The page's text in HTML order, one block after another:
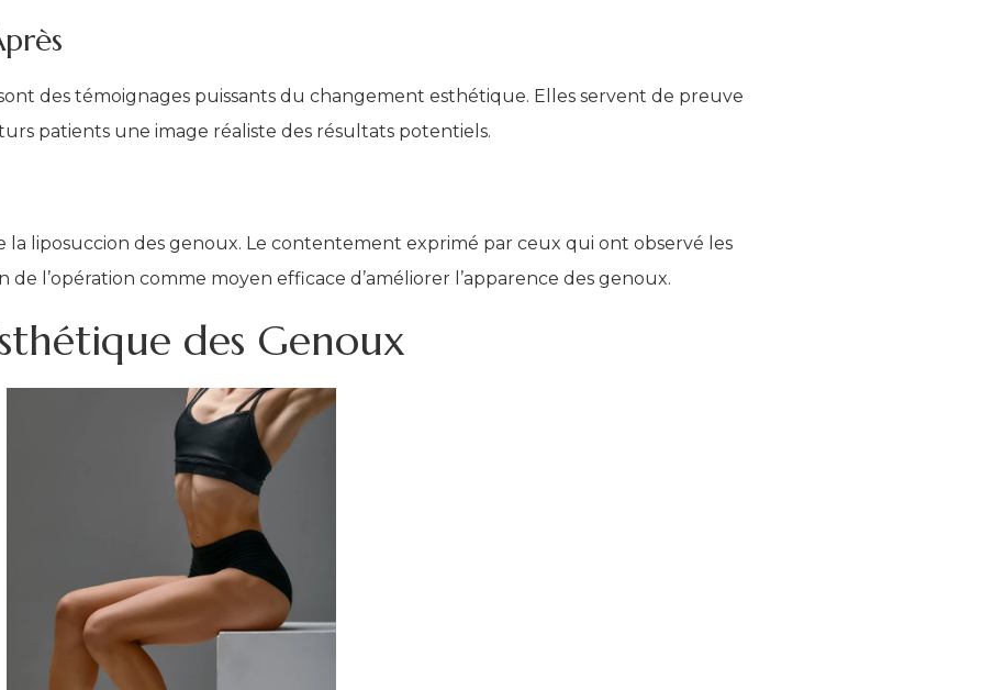
des témoignages puissants du changement esthétique. Elles servent de preuve
patients une image réaliste des résultats potentiels.
la liposuccion des genoux. Le contentement exprimé par ceux qui ont observé les
l’opération comme moyen efficace d’améliorer l’apparence des genoux.
des Genoux